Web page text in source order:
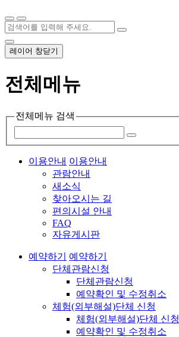
레이어 창닫기
전체메뉴
전체메뉴 검색
이용안내 이용안내
관람안내
새소식
찾아오시는 길
편의시설 안내
FAQ
자유게시판
예약하기
예약하기
단체관람신청
단체관람신청
예약확인 및 수정취소
체험(외부해설)단체 신청
체험(외부해설)단체 신청
예약확인 및 수정취소